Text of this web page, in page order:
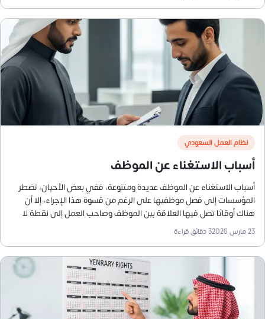
نظام العمل السعودي
أسباب الاستغناء عن الموظف
أسباب الاستغناء عن الموظف عديدة ومتنوعة، ففي بعض الأحيان، تضطر
المؤسسات إلى فصل موظفيها على الرغم من قسوة هذا الإجراء، إلا أن
هناك أوقاتًا تصل فيها العلاقة بين الموظف وصاحب العمل إلى نقطة لا
يمكن إصلاحها، وقد يكون لهذا الإجراء تأثير إيجابي أو سلبي على
المؤسسة، فعندما يتم اتخاذ القرار لأسباب صحيحة وبطريقة مناسبة.
23 مارس 2026 3دقائق قراءة